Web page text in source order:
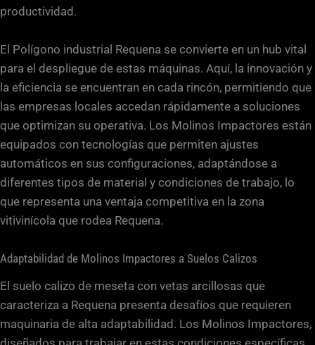
productividad.
El Polígono industrial Requena se convierte en un hub vital
para el despliegue de estas máquinas. Aquí, la innovación y
la eficiencia se encuentran en cada rincón, permitiendo que
las empresas locales accedan rápidamente a soluciones
que optimizan su operativa. Los Molinos Impactores están
equipados con tecnologías que permiten ajustes
automáticos en sus configuraciones, adaptándose a
diferentes tipos de material y condiciones de trabajo, lo
que representa una ventaja competitiva en la zona
vitivinícola que rodea Requena.
Adaptabilidad de Molinos Impactores a Suelos Calizos
El suelo calizo de meseta con vetas arcillosas que
caracteriza a Requena presenta desafíos que requieren
maquinaria de alta adaptabilidad. Los Molinos Impactores,